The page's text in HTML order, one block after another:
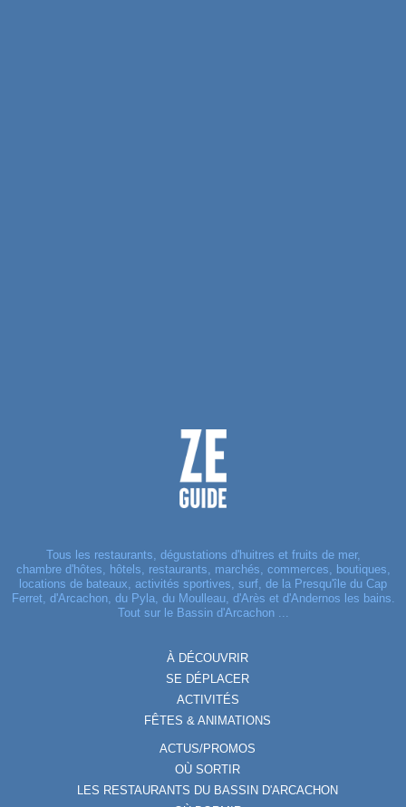
Tous les restaurants, dégustations d'huitres et fruits de mer,
chambre d'hôtes, hôtels, restaurants, marchés, commerces, boutiques,
locations de bateaux, activités sportives, surf, de la Presqu'île du Cap
Ferret, d'Arcachon, du Pyla, du Moulleau, d'Arès et d'Andernos les bains.
Tout sur le Bassin d'Arcachon ...
À DÉCOUVRIR
SE DÉPLACER
ACTIVITÉS
FÊTES & ANIMATIONS
ACTUS/PROMOS
OÙ SORTIR
LES RESTAURANTS DU BASSIN D'ARCACHON